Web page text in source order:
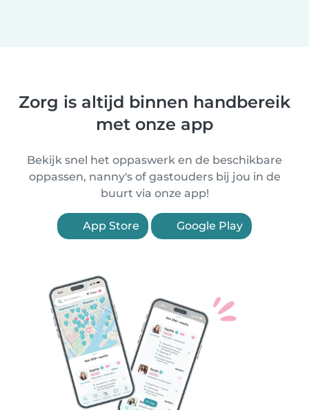
Zorg is altijd binnen handbereik
met onze app
Bekijk snel het oppaswerk en de beschikbare
oppassen, nanny's of gastouders bij jou in de
buurt via onze app!
App Store Google Play